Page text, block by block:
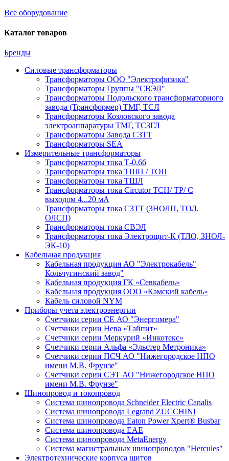
Все оборудование
Каталог товаров
Бренды
Силовые трансформаторы
Трансформаторы ООО "Электрофизика"
Трансформаторы Группы "СВЭЛ"
Трансформаторы Подольского трансформаторного
завода (Трансформер) ТМГ, ТСЛ
Трансформаторы Козловского завода
электроаппаратуры ТМГ, ТСЗГЛ
Трансформаторы Завода СЗТТ
Трансформаторы SEA
Измерительные трансформаторы
Трансформаторы тока Т-0,66
Трансформаторы тока ТШП / ТОП
Трансформаторы тока ТШЛ
Трансформаторы тока Circutor TCH/ TP/ С
выходом 4...20 мА
Трансформаторы тока СЗТТ (ЗНОЛП, ТОЛ,
ОЛСП)
Трансформаторы тока СВЭЛ
Трансформаторы тока Электрощит-К (ТЛО, ЗНОЛ-
ЭК-10)
Кабельная продукция
Кабельная продукция АО "Электрокабель"
Кольчугинский завод"
Кабельная продукция ГК «Севкабель»
Кабельная продукция ООО «Камский кабель»
Кабель силовой NYM
Приборы учета электроэнергии
Счетчики серии СЕ АО "Энергомера"
Счетчики серии Нева «Тайпит»
Счетчики серии Меркурий «Инкотекс»
Счетчики серии Альфа «Эльстер Метроника»
Счетчики серии ПСЧ АО "Нижегородское НПО
имени М.В. Фрунзе"
Счетчики серии СЭТ АО "Нижегородское НПО
имени М.В. Фрунзе"
Шинопровод и токопровод
Система шинопровода Schneider Electric Canalis
Система шинопровода Legrand ZUCCHINI
Система шинопровода Eaton Power Xpert® Busbar
Система шинопровода EAE
Система шинопровода MetaEnergy
Система магистральных шинопроводов "Hercules"
Электротехнические корпуса щитов